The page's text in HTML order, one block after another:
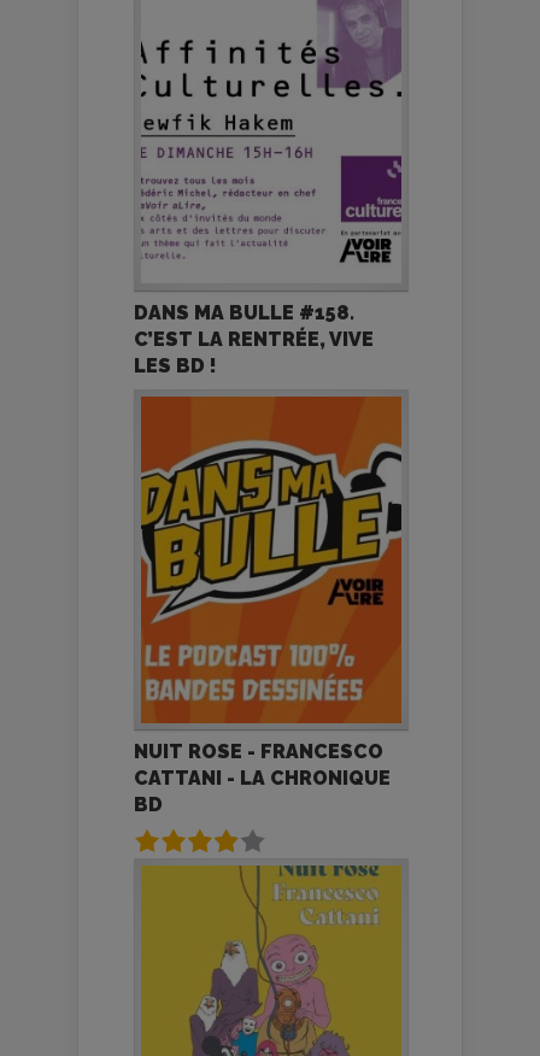
DANS MA BULLE #158.
C’EST LA RENTRÉE, VIVE
LES BD !
NUIT ROSE - FRANCESCO
CATTANI - LA CHRONIQUE
BD